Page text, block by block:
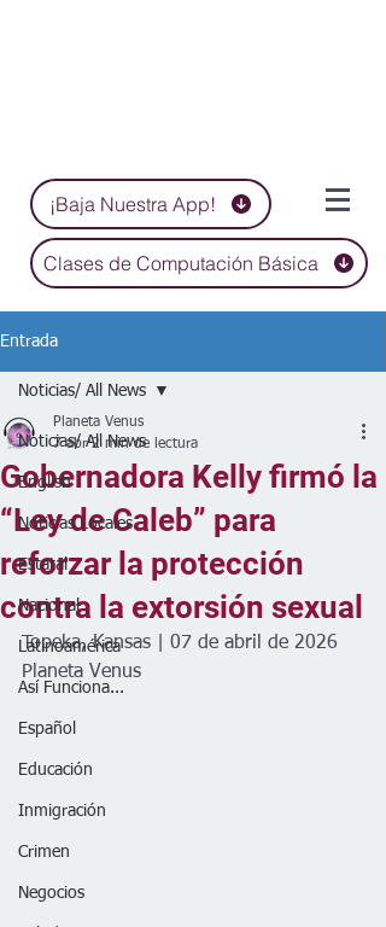
¡Baja Nuestra App!
Clases de Computación Básica
Entrada
Noticias/ All News
English
Noticias Locales
Estatal
Nacional
Latinoamérica
Así Funciona...
Español
Educación
Inmigración
Crimen
Negocios
Noticias/ All News
Gobernadora Kelly firmó la
“Ley de Caleb” para
reforzar la protección
contra la extorsión sexual
Planeta Venus
7 abr 2 min de lectura
Topeka, Kansas | 07 de abril de 2026
Planeta Venus